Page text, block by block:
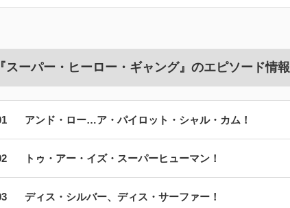
『スーパー・ヒーロー・ギャング』のエピソード情報
アンド・ロー…ア・パイロット・シャル・カム！
トゥ・アー・イズ・スーパーヒューマン！
ディス・シルバー、ディス・サーファー！